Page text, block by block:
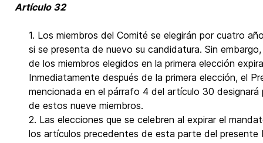
Artículo 32
1. Los miembros del Comité se elegirán por cuatro
si se presenta de nuevo su candidatura. Sin
de los miembros elegidos en la primera elección
Inmediatamente después de la primera elección, el
mencionada en el párrafo 4 del artículo 30
de estos nueve miembros.
2. Las elecciones que se celebren al expirar el
los artículos precedentes de esta parte del presente